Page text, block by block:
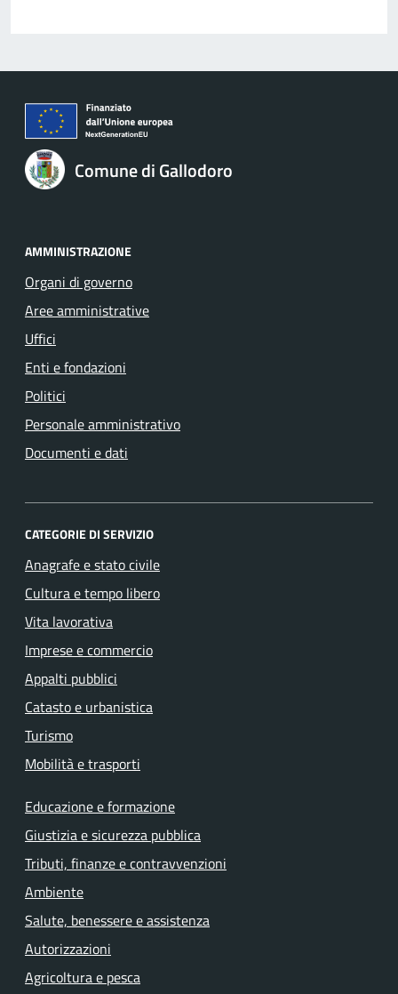
Comune di Gallodoro
AMMINISTRAZIONE
Organi di governo
Aree amministrative
Uffici
Enti e fondazioni
Politici
Personale amministrativo
Documenti e dati
CATEGORIE DI SERVIZIO
Anagrafe e stato civile
Cultura e tempo libero
Vita lavorativa
Imprese e commercio
Appalti pubblici
Catasto e urbanistica
Turismo
Mobilità e trasporti
Educazione e formazione
Giustizia e sicurezza pubblica
Tributi, finanze e contravvenzioni
Ambiente
Salute, benessere e assistenza
Autorizzazioni
Agricoltura e pesca